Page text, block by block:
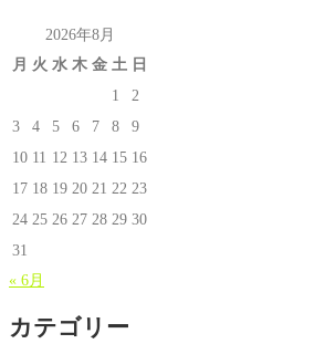
2026年8月
月 火 水 木 金 土 日
1
2
3
4 5 6 7 8
9
10 11 12 13 14 15 16
17 18 19 20 21 22 23
24 25 26 27 28 29 30
31
« 6月
カテゴリー